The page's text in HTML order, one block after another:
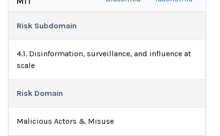
Risk Subdomain
4.1. Disinformation, surveillance, and influence at
scale
Risk Domain
Malicious Actors & Misuse